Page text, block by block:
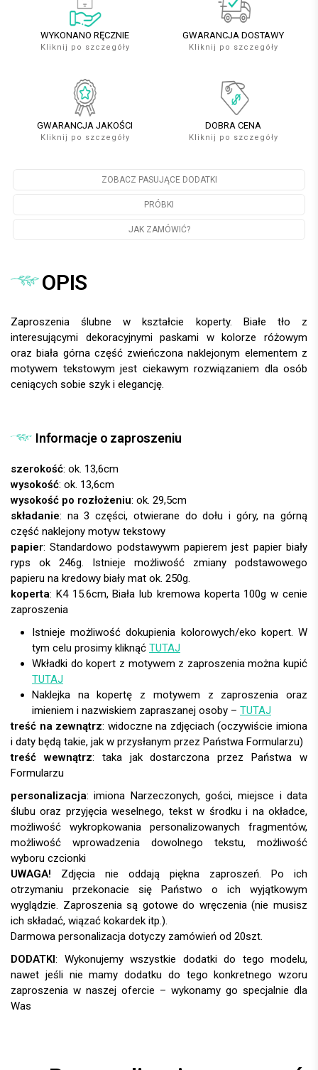
WYKONANO RĘCZNIE
Kliknij po szczegóły
GWARANCJA DOSTAWY
Kliknij po szczegóły
GWARANCJA JAKOŚCI
Kliknij po szczegóły
DOBRA CENA
Kliknij po szczegóły
ZOBACZ PASUJĄCE DODATKI
PRÓBKI
JAK ZAMÓWIĆ?
OPIS
Zaproszenia ślubne w kształcie koperty. Białe tło z
interesującymi dekoracyjnymi paskami w kolorze różowym
oraz biała górna część zwieńczona naklejonym elementem z
motywem tekstowym jest ciekawym rozwiązaniem dla osób
ceniących sobie szyk i elegancję.
Informacje o zaproszeniu
szerokość: ok. 13,6cm
wysokość: ok. 13,6cm
wysokość po rozłożeniu: ok. 29,5cm
składanie: na 3 części, otwierane do dołu i góry, na górną
część naklejony motyw tekstowy
papier:
koperta:
Istnieje możliwość dokupienia kolorowych/eko kopert. W
tym celu prosimy kliknąć TUTAJ
Wkładki do kopert z motywem z zaproszenia można kupić
TUTAJ
Naklejka na kopertę z motywem z zaproszenia oraz
imieniem i nazwiskiem zapraszanej osoby – TUTAJ
treść na zewnątrz: widoczne na zdjęciach (oczywiście imiona
i daty będą takie, jak w przysłanym przez Państwa Formularzu)
treść wewnątrz: taka jak dostarczona przez Państwa w
Formularzu
personalizacja:
UWAGA!
DODATKI: